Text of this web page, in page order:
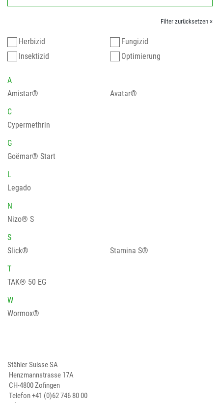
Filter zurücksetzen ×
Herbizid
Fungizid
Insektizid
Optimierung
A
Amistar®
Avatar®
C
Cypermethrin
G
Goëmar® Start
L
Legado
N
Nizo® S
S
Slick®
Stamina S®
T
TAK® 50 EG
W
Wormox®
Stähler Suisse SA
Henzmannstrasse 17A
CH-4800 Zofingen
Telefon+41 (0)62 746 80 00